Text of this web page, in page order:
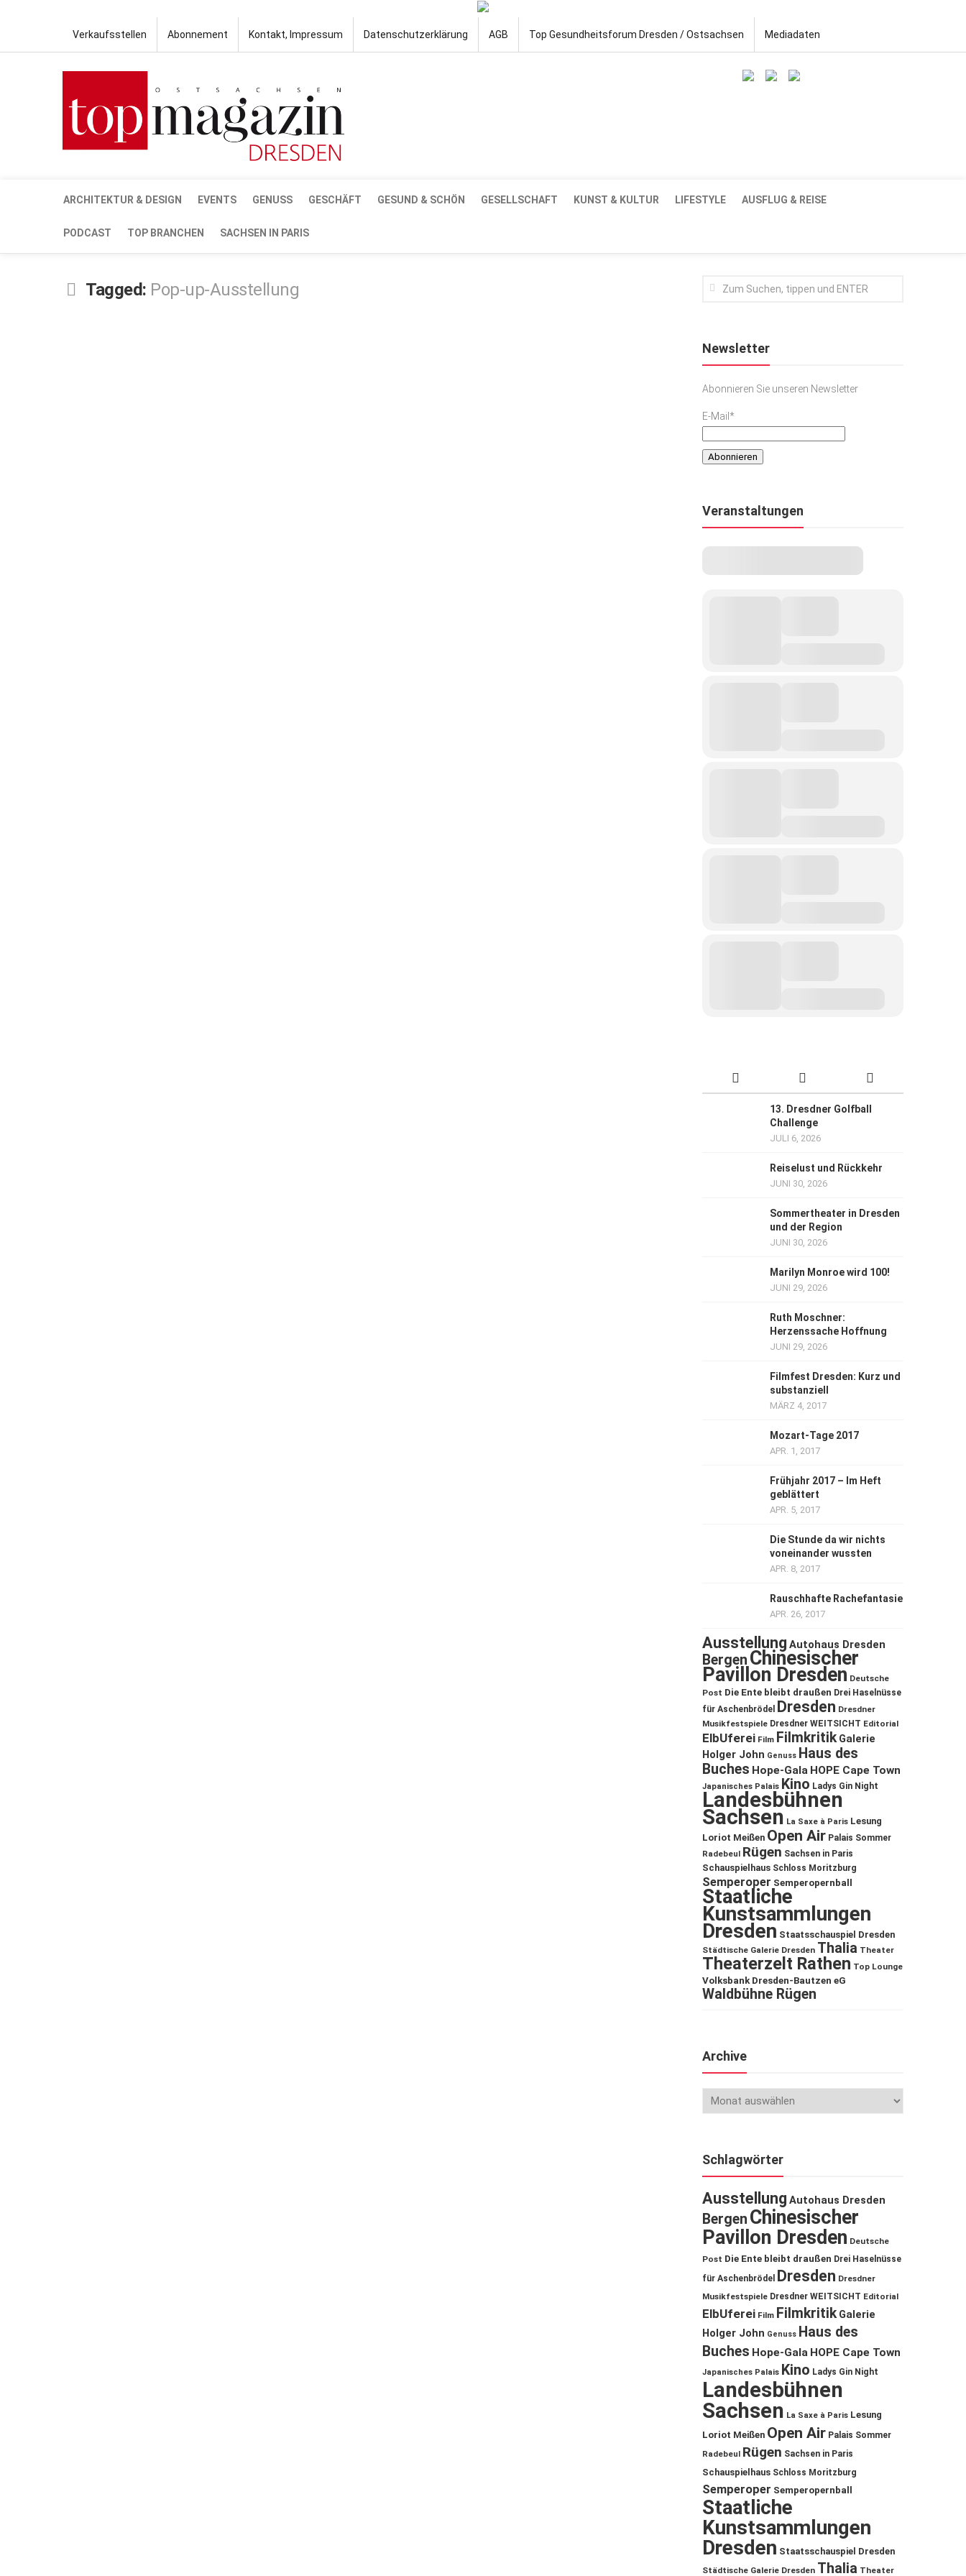
Verkaufsstellen Abonnement Kontakt, Impressum Datenschutzerklärung AGB Top Gesundheitsforum Dresden / Ostsachsen Mediadaten
ARCHITEKTUR & DESIGN EVENTS GENUSS GESCHÄFT GESUND & SCHÖN GESELLSCHAFT KUNST & KULTUR LIFESTYLE AUSFLUG & REISE
PODCAST TOP BRANCHEN SACHSEN IN PARIS
Tagged: Pop-up-Ausstellung
Newsletter
Abonnieren Sie unseren Newsletter
E-Mail*
Veranstaltungen
13. Dresdner Golfball
Challenge
JULI 6, 2026
Reiselust und Rückkehr
JUNI 30, 2026
Sommertheater in Dresden
und der Region
JUNI 30, 2026
Marilyn Monroe wird 100!
JUNI 29, 2026
Ruth Moschner:
Herzenssache Hoffnung
JUNI 29, 2026
Filmfest Dresden: Kurz und
substanziell
MÄRZ 4, 2017
Mozart-Tage 2017
APR. 1, 2017
Frühjahr 2017 – Im Heft
geblättert
APR. 5, 2017
Die Stunde da wir nichts
voneinander wussten
APR. 8, 2017
Rauschhafte Rachefantasie
APR. 26, 2017
Ausstellung Autohaus Dresden
Bergen Chinesischer
Pavillon Dresden Deutsche
Post Die Ente bleibt draußen Drei Haselnüsse
für Aschenbrödel
Dresden Dresdner
Musikfestspiele Dresdner WEITSICHT Editorial
ElbUferei Film Filmkritik Galerie
Holger John Genuss Haus des
Buches Hope-Gala HOPE Cape Town
Japanisches Palais Kino Ladys Gin Night
Landesbühnen
Sachsen La Saxe à Paris Lesung
Loriot Meißen Open Air Palais Sommer
Radebeul Rügen Sachsen in Paris
Schauspielhaus Schloss Moritzburg
Semperoper Semperopernball
Staatliche
Kunstsammlungen
Dresden Staatsschauspiel Dresden
Städtische Galerie Dresden Thalia Theater
Theaterzelt Rathen Top Lounge
Volksbank Dresden-Bautzen eG
Waldbühne Rügen
Archive
Schlagwörter
Ausstellung Autohaus Dresden
Bergen Chinesischer
Pavillon Dresden Deutsche
Post Die Ente bleibt draußen Drei Haselnüsse
für Aschenbrödel
Dresden Dresdner
Musikfestspiele Dresdner WEITSICHT Editorial
ElbUferei Film Filmkritik Galerie
Holger John Genuss Haus des
Buches Hope-Gala HOPE Cape Town
Japanisches Palais Kino Ladys Gin Night
Landesbühnen
Sachsen La Saxe à Paris Lesung
Loriot Meißen Open Air Palais Sommer
Radebeul Rügen Sachsen in Paris
Schauspielhaus Schloss Moritzburg
Semperoper Semperopernball
Staatliche
Kunstsammlungen
Dresden Staatsschauspiel Dresden
Städtische Galerie Dresden Thalia Theater